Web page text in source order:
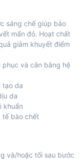
sáng chế giúp bảo
mẩn đỏ. Hoạt chất
giảm khuyết điểm
phục và cân bằng hệ
tạo da
da
khuẩn
tế bào chết
và/hoặc tối sau bước